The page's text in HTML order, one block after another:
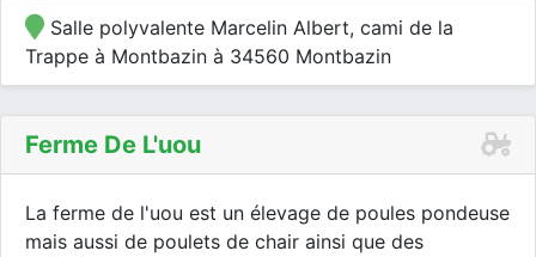
Salle polyvalente Marcelin Albert, cami de la
Trappe à Montbazin à 34560 Montbazin
Ferme De L'uou
La ferme de l'uou est un élevage de poules pondeuse
mais aussi de poulets de chair ainsi que des